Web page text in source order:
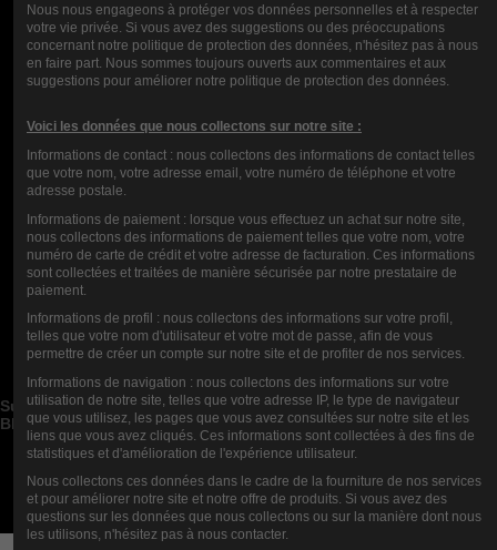
RANG
Contact us
Blog Posts Neuerungen  
Suche im Blog  
Blog Archiv  
Blog Top Autoren  
Newsletter
Nous nous engageons à protéger vos données personnelles et à respecter
votre vie privée. Si vous avez des suggestions ou des préoccupations
concernant notre politique de protection des données, n'hésitez pas à nous
en faire part. Nous sommes toujours ouverts aux commentaires et aux
suggestions pour améliorer notre politique de protection des données.
Voici les données que nous collectons sur notre site :
Informations de contact : nous collectons des informations de contact telles
que votre nom, votre adresse email, votre numéro de téléphone et votre
adresse postale.
Informations de paiement : lorsque vous effectuez un achat sur notre site,
nous collectons des informations de paiement telles que votre nom, votre
numéro de carte de crédit et votre adresse de facturation. Ces informations
sont collectées et traitées de manière sécurisée par notre prestataire de
paiement.
Informations de profil : nous collectons des informations sur votre profil,
telles que votre nom d'utilisateur et votre mot de passe, afin de vous
permettre de créer un compte sur notre site et de profiter de nos services.
Informations de navigation : nous collectons des informations sur votre
utilisation de notre site, telles que votre adresse IP, le type de navigateur
que vous utilisez, les pages que vous avez consultées sur notre site et les
liens que vous avez cliqués. Ces informations sont collectées à des fins de
statistiques et d'amélioration de l'expérience utilisateur.
Nous collectons ces données dans le cadre de la fourniture de nos services
et pour améliorer notre site et notre offre de produits. Si vous avez des
questions sur les données que nous collectons ou sur la manière dont nous
les utilisons, n'hésitez pas à nous contacter.